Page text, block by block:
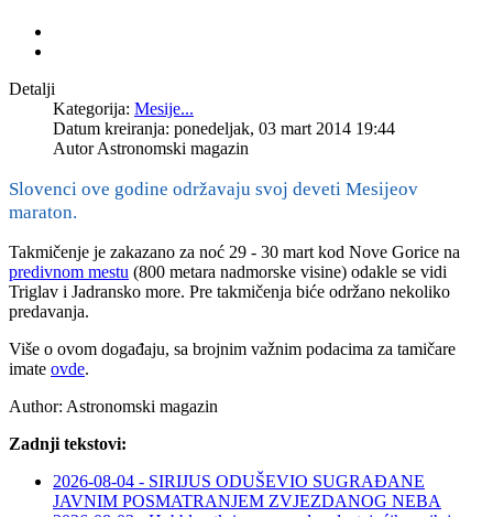
Detalji
Kategorija: Mesije...
Datum kreiranja: ponedeljak, 03 mart 2014 19:44
AutorAstronomski magazin
Slovenci ove godine održavaju svoj deveti Mesijeov
maraton.
Takmičenje je zakazano za noć 29 - 30 mart kod Nove Gorice na
predivnom mestu (800 metara nadmorske visine) odakle se vidi
Triglav i Jadransko more. Pre takmičenja biće održano nekoliko
predavanja.
Više o ovom događaju, sa brojnim važnim podacima za tamičare
imate ovde.
Author: Astronomski magazin
Zadnji tekstovi:
2026-08-04 - SIRIJUS ODUŠEVIO SUGRAĐANE
JAVNIM POSMATRANJEM ZVJEZDANOG NEBA